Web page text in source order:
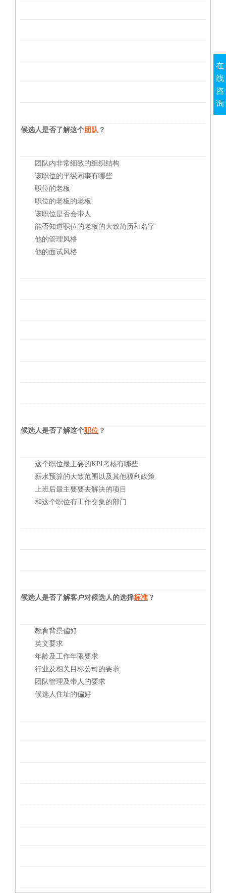
候选人是否了解这个团队 ？
团队内非常细致的组织结构
该职位的平级同事有哪些
职位的老板
职位的老板的老板
该职位是否会带人
能否知道职位的老板的大致简历和名字
他的管理风格
他的面试风格
候选人是否了解这个职位 ？
这个职位最主要的KPI考核有哪些
薪水预算的大致范围以及其他福利政策
上班后最主要要去解决的项目
和这个职位有工作交集的部门
候选人是否了解客户对候选人的选择标准 ？
教育背景偏好
英文要求
年龄及工作年限要求
行业及相关目标公司的要求
团队管理及带人的要求
候选人住址的偏好
在
线
咨
询